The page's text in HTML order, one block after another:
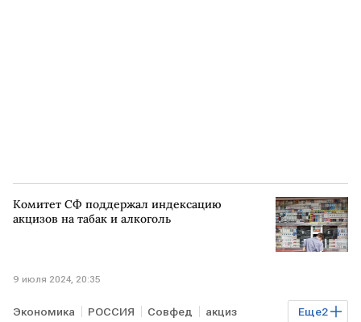
Комитет СФ поддержал индексацию
акцизов на табак и алкоголь
9 июля 2024, 20:35
Еще2
Экономика РОССИЯ Совфед акциз